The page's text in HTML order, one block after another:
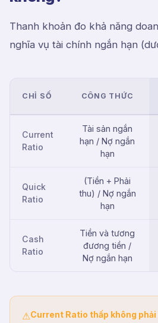
Thanh khoản đo khả năng
nghĩa vụ tài chính ngắn hạn
CHỈ SỐ CÔNG THỨC
Current
Ratio
Tài sản ngắn
hạn / Nợ ngắn
hạn
Quick
Ratio
(Tiền + Phải
thu) / Nợ ngắn
hạn
Cash
Ratio
Tiền và tương
đương tiền /
Nợ ngắn hạn
⚠Current Ratio thấp không